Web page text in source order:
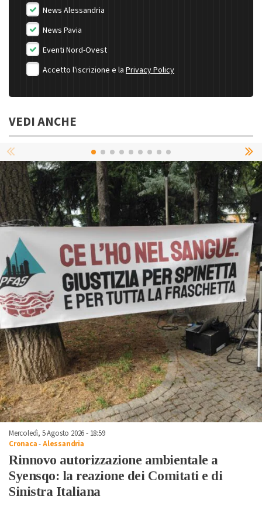
News Alessandria
News Pavia
Eventi Nord-Ovest
Accetto l'iscrizione e la Privacy Policy
VEDI ANCHE
Mercoledì, 5 Agosto 2026 - 18:59
Cronaca-Alessandria
Rinnovo autorizzazione ambientale a
Syensqo: la reazione dei Comitati e di
Sinistra Italiana